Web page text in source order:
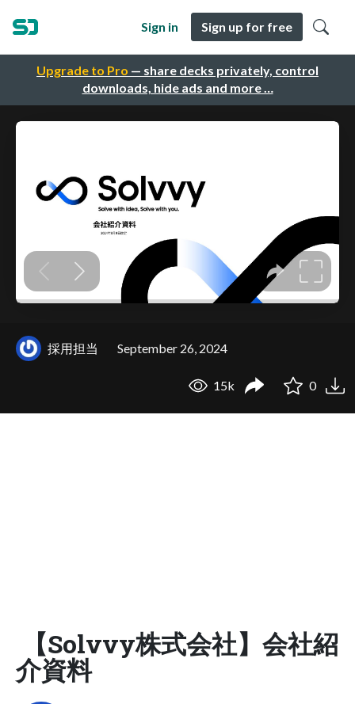
Upgrade to Pro — share decks privately, control
downloads, hide ads and more …
Sign in Sign up for free
採用担当 September 26, 2024
15k 0
【Solvvy株式会社】会社紹
介資料